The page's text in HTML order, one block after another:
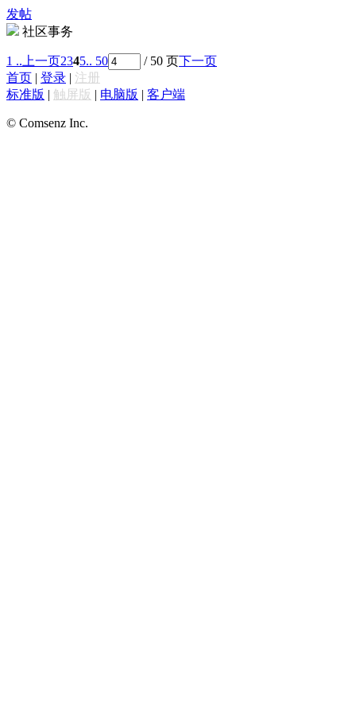
发帖
社区事务
1 .. 上一页2345.. 50 / 50 页下一页
首页 | 登录 | 注册
标准版 | 触屏版 | 电脑版 | 客户端
© Comsenz Inc.